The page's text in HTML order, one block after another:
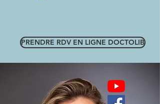
PRENDRE RDV EN LIGNE DOCTOLIB